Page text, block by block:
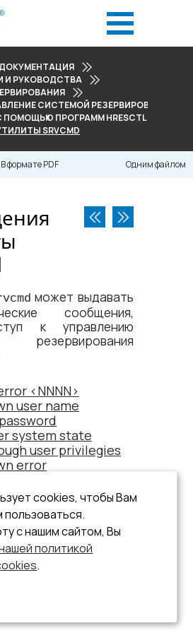
ДОКУМЕНТАЦИЯ
И РУКОВОДСТВА
СИСТЕМОЙ РЕЗЕРВИРОВАНИЯ
ПРОГРАММ HRESCTL И SRVCMD
SRVCMD
В формате PDF Одним файлом
может выдавать
сообщения,
к управлению
резервирования
<NNNN>
user name
system state
user privilegies
error
cookies, чтобы Вам
с нашим сайтом, Вы
политикой
.